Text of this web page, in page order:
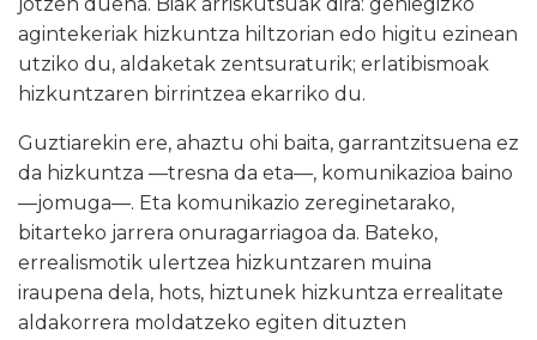
agintekeriak hizkuntza hiltzorian edo higitu ezinean
utziko du, aldaketak zentsuraturik; erlatibismoak
hizkuntzaren birrintzea ekarriko du.
Guztiarekin ere, ahaztu ohi baita, garrantzitsuena ez
da hizkuntza —tresna da eta—, komunikazioa baino
—jomuga—. Eta komunikazio zereginetarako,
bitarteko jarrera onuragarriagoa da. Bateko,
errealismotik ulertzea hizkuntzaren muina
iraupena dela, hots, hiztunek hizkuntza errealitate
aldakorrera moldatzeko egiten dituzten